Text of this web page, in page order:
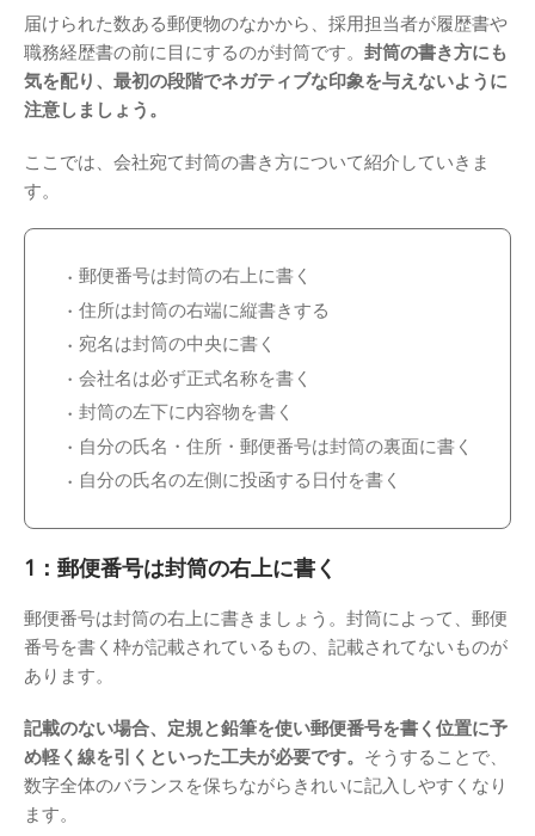
届けられた数ある郵便物のなかから、採用担当者が履歴書や
職務経歴書の前に目にするのが封筒です。 封筒の書き方にも
気を配り、最初の段階でネガティブな印象を与えないように
注意しましょう。
ここでは、会社宛て封筒の書き方について紹介していきま
す。
郵便番号は封筒の右上に書く
住所は封筒の右端に縦書きする
宛名は封筒の中央に書く
会社名は必ず正式名称を書く
封筒の左下に内容物を書く
自分の氏名・住所・郵便番号は封筒の裏面に書く
自分の氏名の左側に投函する日付を書く
1：郵便番号は封筒の右上に書く
郵便番号は封筒の右上に書きましょう。封筒によって、郵便
番号を書く枠が記載されているもの、記載されてないものが
あります。
記載のない場合、定規と鉛筆を使い郵便番号を書く位置に予
め軽く線を引くといった工夫が必要です。 そうすることで、
数字全体のバランスを保ちながらきれいに記入しやすくなり
ます。